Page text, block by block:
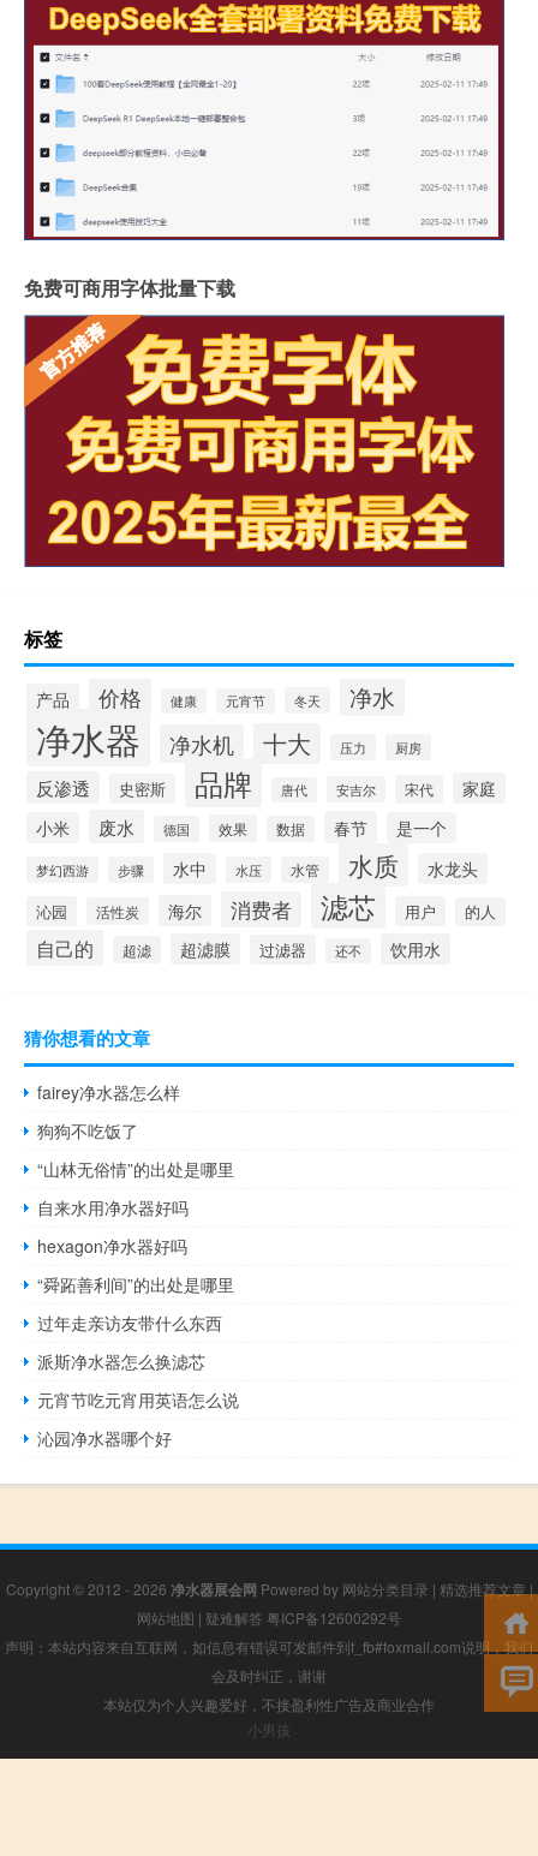
免费可商用字体批量下载
标签
产品 价格 健康 元宵节 冬天 净水
净水器 净水机 十大 压力 厨房
反渗透 史密斯 品牌 唐代 安吉尔 宋代
家庭
小米
废水 德国 效果 数据 春节 是一个
梦幻西游 步骤 水中 水压 水管 水质 水龙头
沁园 活性炭 海尔 消费者 滤芯 用户 的人
自己的 超滤 超滤膜 过滤器 还不 饮用水
猜你想看的文章
fairey净水器怎么样
狗狗不吃饭了
“山林无俗情”的出处是哪里
自来水用净水器好吗
hexagon净水器好吗
“舜跖善利间”的出处是哪里
过年走亲访友带什么东西
派斯净水器怎么换滤芯
元宵节吃元宵用英语怎么说
沁园净水器哪个好
Copyright © 2012 - 2026 净水器展会网 Powered by 网站分类目录 | 精选推荐文章 |
网站地图 | 疑难解答 粤ICP备12600292号
声明：本站内容来自互联网，如信息有错误可发邮件到f_fb#foxmail.com说明，我们
会及时纠正，谢谢
本站仅为个人兴趣爱好，不接盈利性广告及商业合作
小男孩